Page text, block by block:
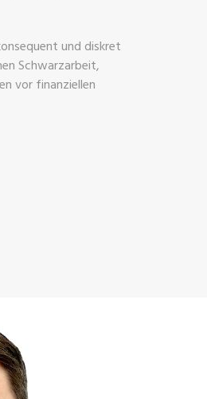
und diskret
Schwarzarbeit,
vor finanziellen